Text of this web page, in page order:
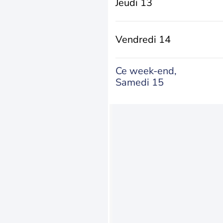
Jeudi 13
Vendredi 14
Ce week-end,
Samedi 15